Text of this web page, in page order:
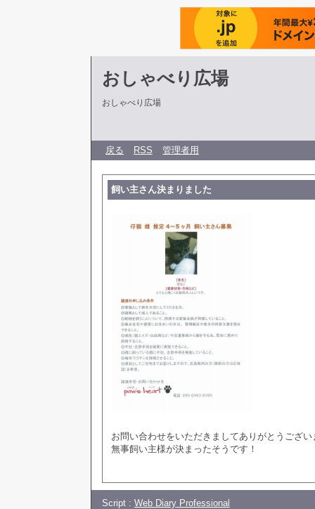
おしゃべり広場
おしゃべり広場
戻る RSS 管理者用
飼い主さん決まりました
お問い合わせをいただきましてありがとうござい
無事飼い主様が決まったそうです！
Script : Web Diary Professional